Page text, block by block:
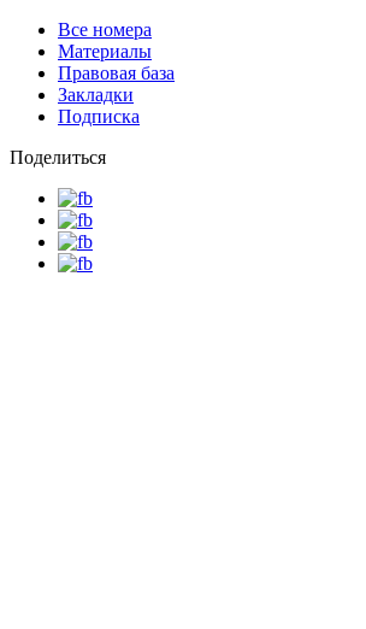
Все номера
Материалы
Правовая база
Закладки
Подписка
Поделиться